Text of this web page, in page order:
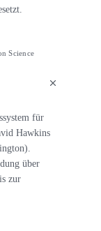
Science
für
Hawkins
über
zur